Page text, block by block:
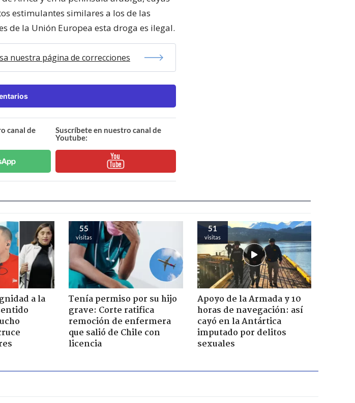
estimulantes similares a los de las
de la Unión Europea esta droga es ilegal.
nuestra página de correcciones
canal de
Suscríbete en nuestro canal de
Youtube:
a la
55
visitas
Tenía permiso por su hijo
grave: Corte ratifica
remoción de enfermera
que salió de Chile con
licencia
51
visitas
Apoyo de la Armada y 10
horas de navegación: así
cayó en la Antártica
imputado por delitos
sexuales